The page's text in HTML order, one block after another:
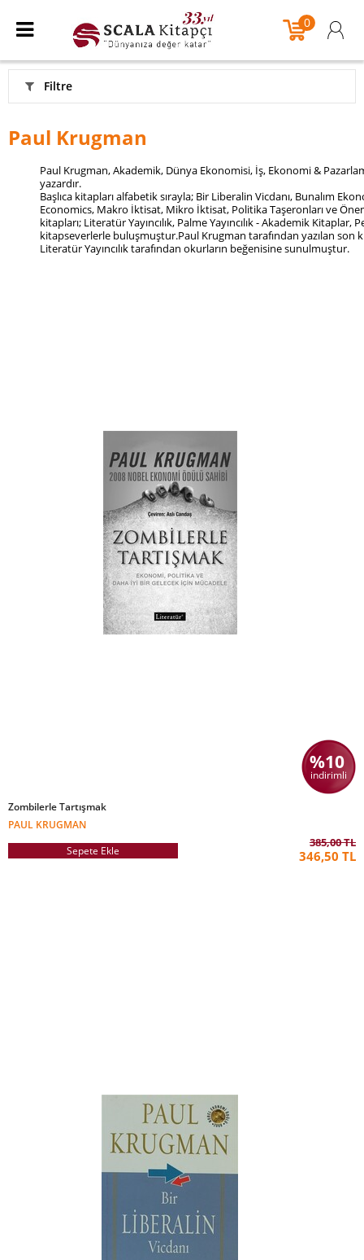
0
Filtre
Paul Krugman
Paul Krugman, Akademik, Dünya Ekonomisi, İş, Ekonomi &
yazardır.
Başlıca kitapları alfabetik sırayla; Bir Liberalin Vicdanı, Bunalım
Economics, Makro İktisat, Mikro İktisat, Politika Taşeronları ve
kitapları; Literatür Yayıncılık, Palme Yayıncılık - Akademik Kitaplar,
kitapseverlerle buluşmuştur.Paul Krugman tarafından yazılan son
Literatür Yayıncılık tarafından okurların beğenisine sunulmuştur.
%10
indirimli
Zombilerle Tartışmak
PAUL KRUGMAN
Sepete Ekle
385,00 TL
346,50 TL